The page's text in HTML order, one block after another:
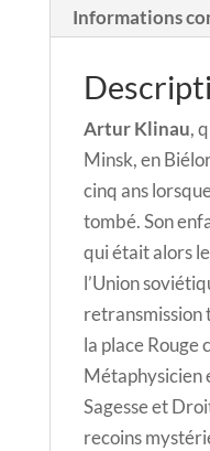
Informations
Artur Klinau,
Minsk, en
cinq ans
tombé. Son
qui était alors
l’Union
retransmission
la place Rouge
Métaphysicien
Sagesse et
recoins